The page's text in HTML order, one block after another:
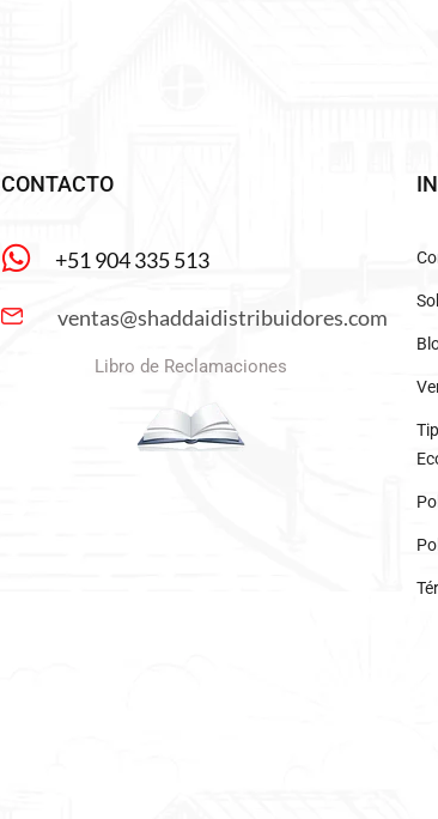
CONTACTO
+51 904 335 513
ventas@shaddaidistribuidores.com
Libro de Reclamaciones